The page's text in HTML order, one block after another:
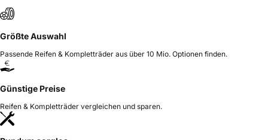
Größte Auswahl
Passende Reifen & Kompletträder aus über 10 Mio. Optionen finden.
Günstige Preise
Reifen & Kompletträder vergleichen und sparen.